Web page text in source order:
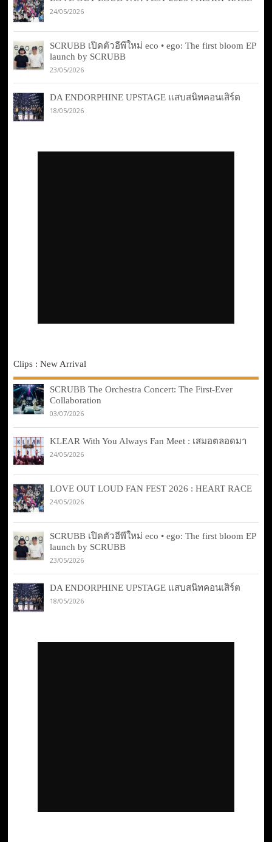
24/05/2026
SCRUBB เปิดตัวอีพีใหม่ eco • ego: The first bloom EP
launch by SCRUBB
23/05/2026
DA ENDORPHINE UPSTAGE แสบสนิทคอนเสิร์ต
18/05/2026
Clips : New Arrival
SCRUBB The Orchestra Concert: The First-Ever
Collaboration
03/07/2026
KLEAR With You Always Fan Meet : เสมอตลอดมา
24/05/2026
LOVE OUT LOUD FAN FEST 2026 : HEART RACE
24/05/2026
SCRUBB เปิดตัวอีพีใหม่ eco • ego: The first bloom EP
launch by SCRUBB
23/05/2026
DA ENDORPHINE UPSTAGE แสบสนิทคอนเสิร์ต
18/05/2026